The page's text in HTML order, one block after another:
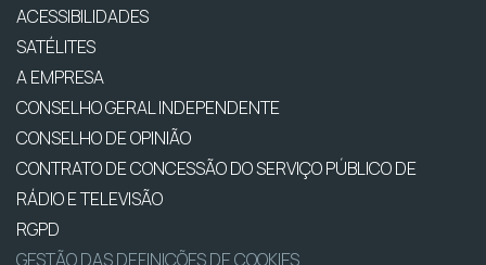
ACESSIBILIDADES
SATÉLITES
A EMPRESA
CONSELHO GERAL INDEPENDENTE
CONSELHO DE OPINIÃO
CONTRATO DE CONCESSÃO DO SERVIÇO PÚBLICO DE
RÁDIO E TELEVISÃO
RGPD
GESTÃO DAS DEFINIÇÕES DE COOKIES